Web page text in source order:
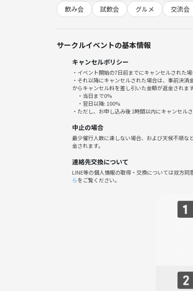
※人数や内容により多少変動する場合があり
■定員
4〜8名程度（少人数制）
※先着順となります。4名未満の場合は未開
■当日の流れ
13:30 集合・受付（ゆるく自己紹介しなが
13:40 軽く自己紹介（ニックネーム・日本
14:00 日本酒飲み比べスタート
14:30 飲みながらフリートーク
15:30 自由交流タイム（席移動OK）
16:00 終了・解散
最低開催人数を超えましたら、場所につい
飲み会
試飲会 グルメ 交流会
サークルイベントの基本情報
キャンセルポリシー
・イベント開始の7日前までにキャンセルされた
・それ以降にキャンセルされた場合は、事前決
からキャンセル料を差し引いた金額が返金されます
・当日まで0%
・翌日以降: 100%
・ただし、お申し込み後 1時間以内にキャンセル
中止の場合
最少催行人数に達しない場合、および天候不順な
金されます。
連絡先交換について
LINE等の個人情報の取得・交換については双方
らをご覧ください。